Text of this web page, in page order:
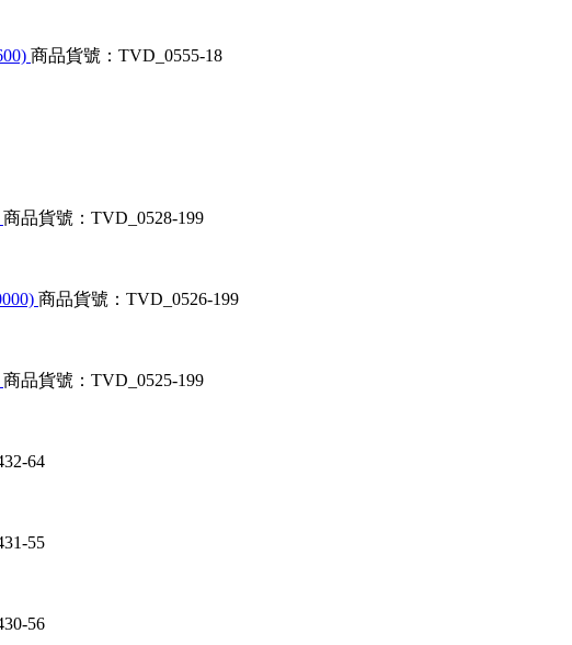
商品貨號：TVD_0555-18
商品貨號：TVD_0528-199
商品貨號：TVD_0526-199
商品貨號：TVD_0525-199
64
55
56